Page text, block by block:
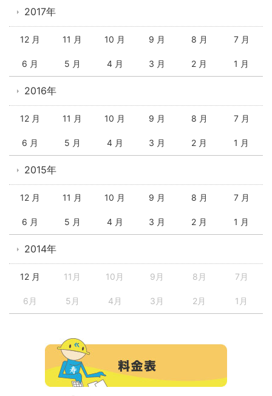
2017年
12 月 11 月 10 月 9 月 8 月 7 月
6 月 5 月 4 月 3 月 2 月 1 月
2016年
12 月 11 月 10 月 9 月 8 月 7 月
6 月 5 月 4 月 3 月 2 月 1 月
2015年
12 月 11 月 10 月 9 月 8 月 7 月
6 月 5 月 4 月 3 月 2 月 1 月
2014年
12 月 11月 10月 9月 8月 7月
6月 5月 4月 3月 2月 1月